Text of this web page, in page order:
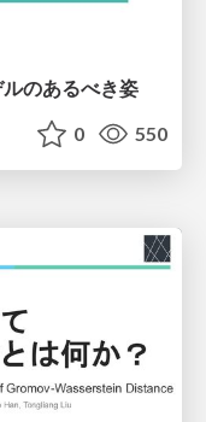
のあるべき姿
0 550